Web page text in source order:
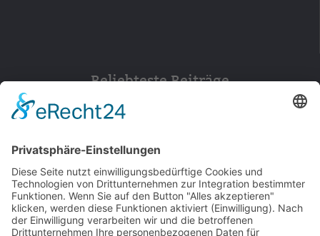
Beliebteste Beiträge
154